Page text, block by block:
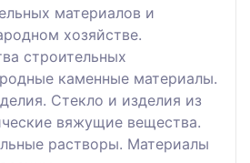
материалов и
хозяйстве.
строительных
каменные материалы.
Стекло и изделия из
вяжущие вещества.
растворы. Материалы